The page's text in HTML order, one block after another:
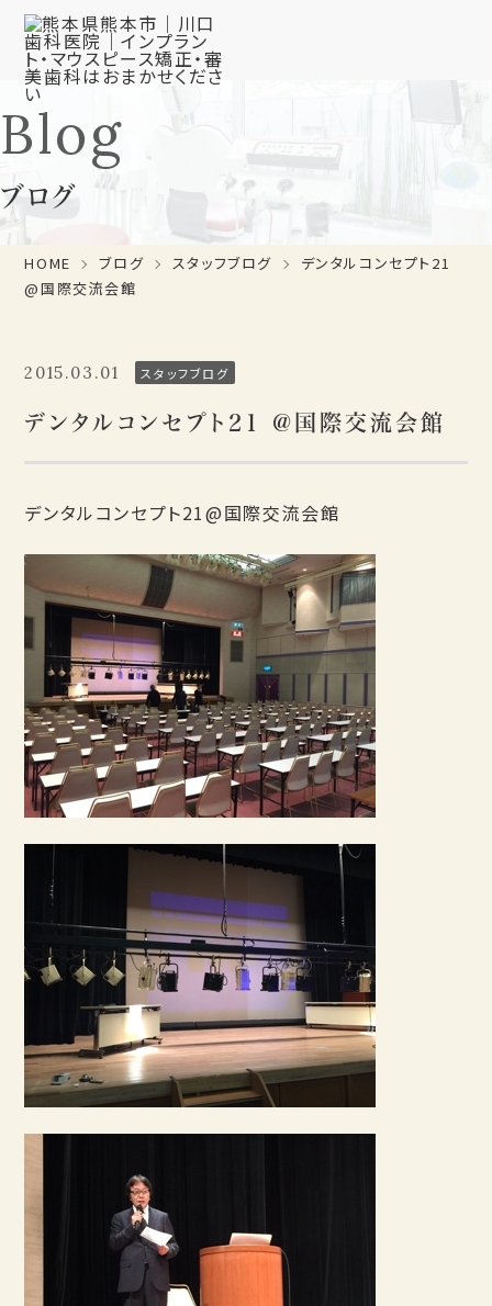
Blog
ブログ
HOME ブログ スタッフブログ
デンタルコンセプト21
@国際交流会館
2015.03.01 スタッフブログ
デンタルコンセプト21 @国際交流会館
デンタルコンセプト21@国際交流会館